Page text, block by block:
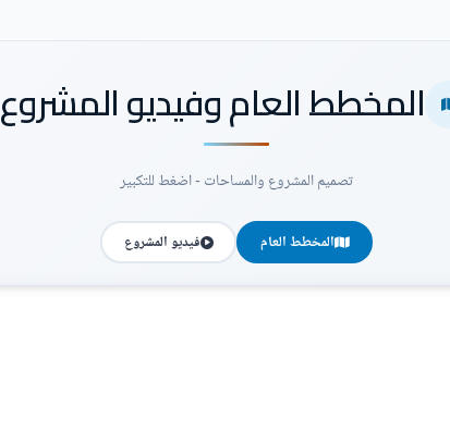
المخطط العام وفيديو المشروع
تصميم المشروع والمساحات - اضغط للتكبير
المخطط العام فيديو المشروع